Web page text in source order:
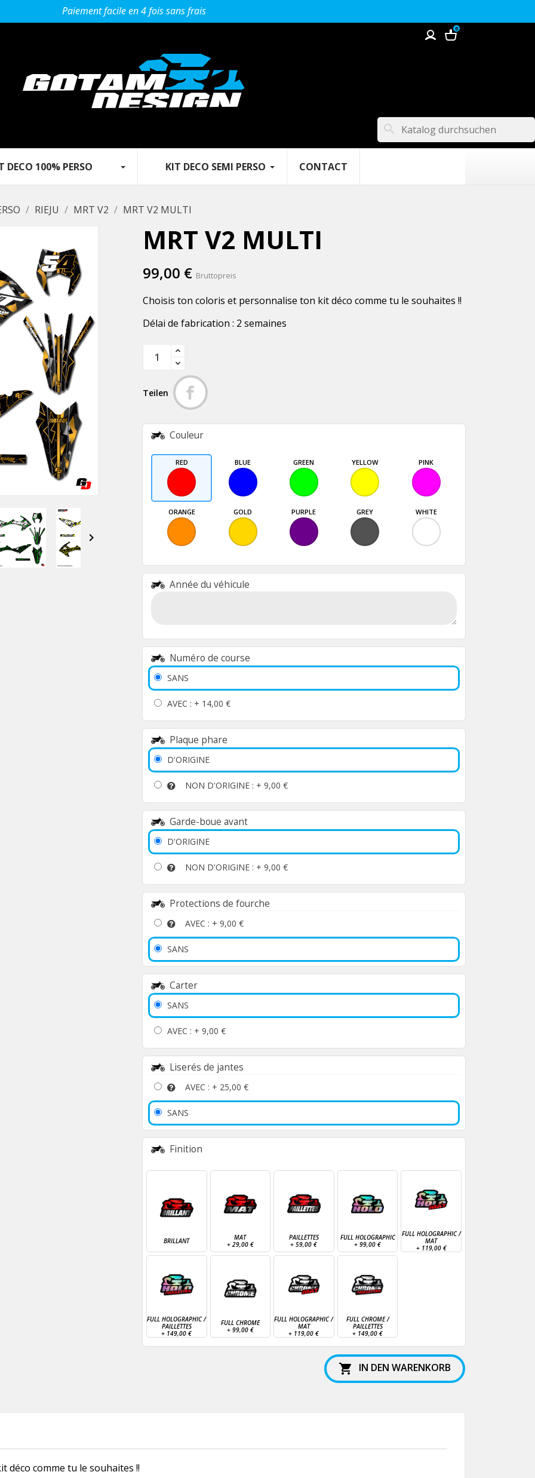
Paiement facile en 4 fois sans frais
0
search
DECO 100% PERSO‎ KIT DECO SEMI PERSO CONTACT
RIEJU MRT V2 MRT V2 MULTI

MRT V2 MULTI
99,00 € Bruttopreis
Choisis ton coloris et personnalise ton kit déco comme tu le souhaites !!
Délai de fabrication : 2 semaines
Teilen
Couleur
RED BLUE GREEN YELLOW PINK
ORANGE GOLD PURPLE GREY WHITE
Année du véhicule
Numéro de course
SANS
AVEC : + 14,00 €
Plaque phare
D'ORIGINE
NON D'ORIGINE : + 9,00 €
Garde-boue avant
D'ORIGINE
NON D'ORIGINE : + 9,00 €
Protections de fourche
AVEC : + 9,00 €
SANS
Carter
SANS
AVEC : + 9,00 €
Liserés de jantes
AVEC : + 25,00 €
SANS
Finition
BRILLANT
MAT
+ 29,00 €
PAILLETTES
+59,00 €
FULL HOLOGRAPHIC
+99,00 €
FULL HOLOGRAPHIC /
MAT
+ 119,00 €
FULL HOLOGRAPHIC /
PAILLETTES
+ 149,00 €
FULL CHROME
+ 99,00 €
FULL HOLOGRAPHIC /
MAT
+ 119,00 €
FULL CHROME /
PAILLETTES
+ 149,00 €
 IN DEN WARENKORB
déco comme tu le souhaites !!